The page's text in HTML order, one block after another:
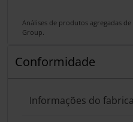
Análises de produtos agregadas
Group.
Conformidade
Informações do